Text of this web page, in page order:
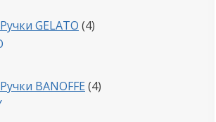
Ручки GELATO 4товара
Ручки BANOFFE 4товара